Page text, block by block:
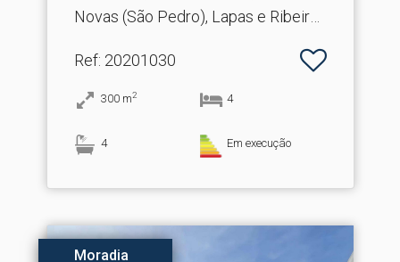
Novas (São Pedro), Lapas e Ribeira
Ref: 20201030
300 m2 4
4 Em execução
Moradia